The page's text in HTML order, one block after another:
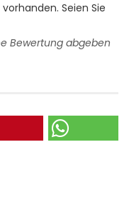
Seien Sie
Bewertung abgeben